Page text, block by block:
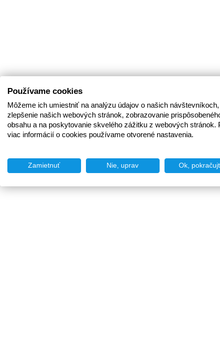
Používame cookies
Môžeme ich umiestniť na analýzu údajov o našich
zlepšenie našich webových stránok, zobrazovanie
obsahu a na poskytovanie skvelého zážitku z webových stránok.
viac informácií o cookies používame otvorené nastavenia.
Zamietnuť Nie, uprav Ok,